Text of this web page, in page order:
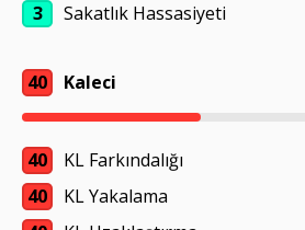
3
Sakatlık Hassasiyeti
40 Kaleci
40
KL Farkındalığı
40
KL Yakalama